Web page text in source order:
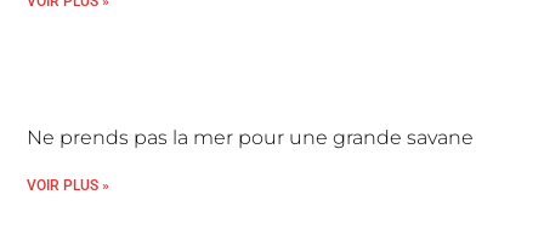
Ne prends pas la mer pour une grande savane
VOIR PLUS »